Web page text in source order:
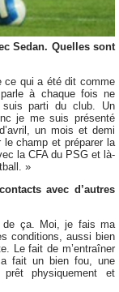
Sedan. Quelles sont
ce qui a été dit comme
à chaque fois ne
parti du club. Un
je me suis présenté
un mois et demi
le champ et préparer la
la CFA du PSG et là-
»
avec d’autres
de ça. Moi, je fais ma
conditions, aussi bien
Le fait de m’entraîner
fait un bien fou, une
prêt physiquement et